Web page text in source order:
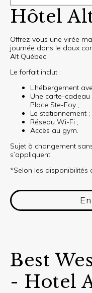
Hôtel
Offrez-vous une virée
journée dans le doux
Alt Québec.
Le forfait inclut :
L’hébergement
Une carte-
Place Ste-Foy ;
Le stationnement ;
Réseau Wi-Fi ;
Accès au gym.
Sujet à changement
s’appliquent.
*Selon les disponibilités
Best
- Hotel